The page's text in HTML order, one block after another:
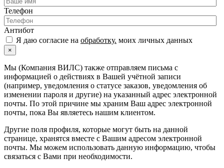
Телефон
Антибот
Я даю согласие на обработку. моих личных данных
×
Мы (Компания ВИЛС) также отправляем письма с
информацией о действиях в Вашей учётной записи
(например, уведомления о статусе заказов, уведомления об
изменении пароля и другие) на указанный адрес электронной
почты. По этой причине мы храним Ваш адрес электронной
почты, пока Вы являетесь нашим клиентом.
Другие поля профиля, которые могут быть на данной
странице, хранятся вместе с Вашим адресом электронной
почты. Мы можем использовать данную информацию, чтобы
связаться с Вами при необходимости.